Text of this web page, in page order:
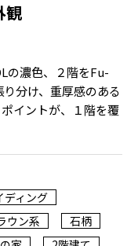
観
の濃色、２階をFu-
分け、重厚感のある
イントが、１階を覆
ディング
ウン系
石柄